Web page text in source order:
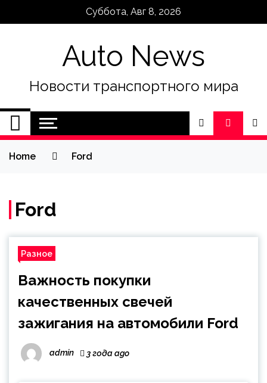
Суббота, Авг 8, 2026
Auto News
Новости транспортного мира
Home Ford
Ford
Разное
Важность покупки
качественных свечей
зажигания на автомобили Ford
admin 3 года ago